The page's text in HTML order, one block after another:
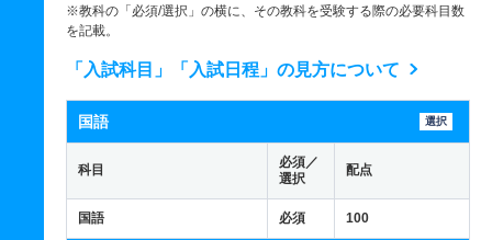
※教科の「必須/選択」の横に、その教科を受験する際の必要科目数
を記載。
「入試科目」「入試日程」の見方について
国語 選択
科目
必須／
選択
配点
国語 必須 100